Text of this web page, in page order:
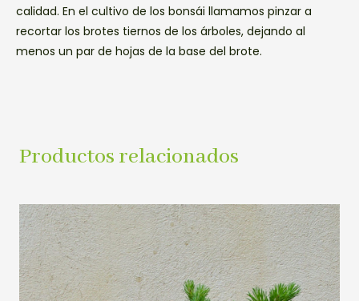
calidad. En el cultivo de los bonsái llamamos pinzar a
recortar los brotes tiernos de los árboles, dejando al
menos un par de hojas de la base del brote.
Productos relacionados